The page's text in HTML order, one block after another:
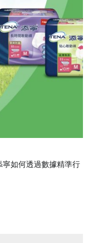
寧如何透過數據精準行